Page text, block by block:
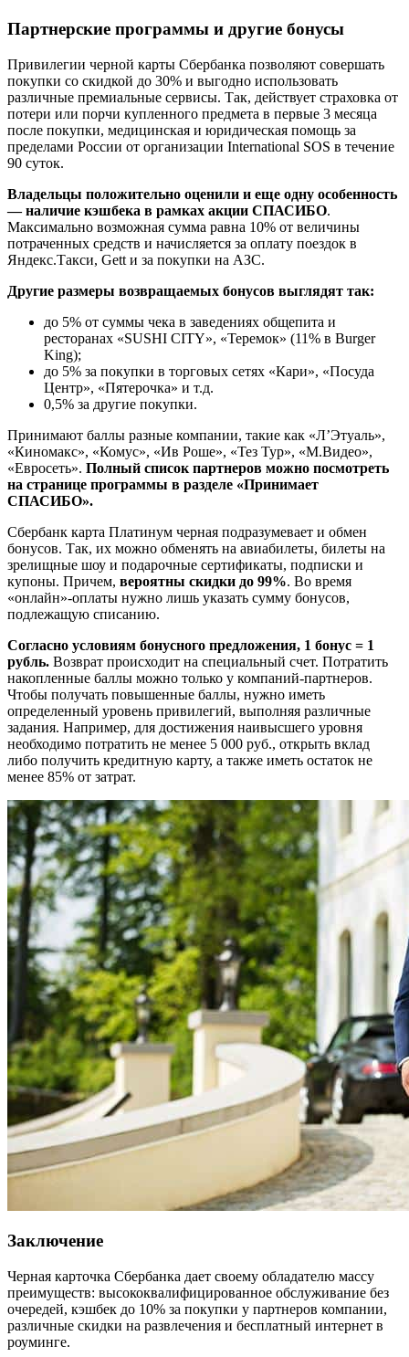
Партнерские программы и другие бонусы
Привилегии черной карты Сбербанка позволяют совершать
покупки со скидкой до 30% и выгодно использовать
различные премиальные сервисы. Так, действует страховка от
потери или порчи купленного предмета в первые 3 месяца
после покупки, медицинская и юридическая помощь за
пределами России от организации International SOS в течение
90 суток.
Владельцы положительно оценили и еще одну особенность
— наличие кэшбека в рамках акции СПАСИБО.
Максимально возможная сумма равна 10% от величины
потраченных средств и начисляется за оплату поездок в
Яндекс.Такси, Gett и за покупки на АЗС.
Другие размеры возвращаемых бонусов выглядят так:
до 5% от суммы чека в заведениях общепита и
ресторанах «SUSHI CITY», «Теремок» (11% в Burger
King);
до 5% за покупки в торговых сетях «Кари», «Посуда
Центр», «Пятерочка» и т.д.
0,5% за другие покупки.
Принимают баллы разные компании, такие как «Л’Этуаль»,
«Киномакс», «Комус», «Ив Роше», «Тез Тур», «М.Видео»,
«Евросеть». Полный список партнеров можно посмотреть
на странице программы в разделе «Принимает
СПАСИБО».
Сбербанк карта Платинум черная подразумевает и обмен
бонусов. Так, их можно обменять на авиабилеты, билеты на
зрелищные шоу и подарочные сертификаты, подписки и
купоны. Причем, вероятны скидки до 99%. Во время
«онлайн»-оплаты нужно лишь указать сумму бонусов,
подлежащую списанию.
Согласно условиям бонусного предложения, 1 бонус = 1
рубль. Возврат происходит на специальный счет. Потратить
накопленные баллы можно только у компаний-партнеров.
Чтобы получать повышенные баллы, нужно иметь
определенный уровень привилегий, выполняя различные
задания. Например, для достижения наивысшего уровня
необходимо потратить не менее 5 000 руб., открыть вклад
либо получить кредитную карту, а также иметь остаток не
менее 85% от затрат.
Заключение
Черная карточка Сбербанка дает своему обладателю массу
преимуществ: высококвалифицированное обслуживание без
очередей, кэшбек до 10% за покупки у партнеров компании,
различные скидки на развлечения и бесплатный интернет в
роуминге.